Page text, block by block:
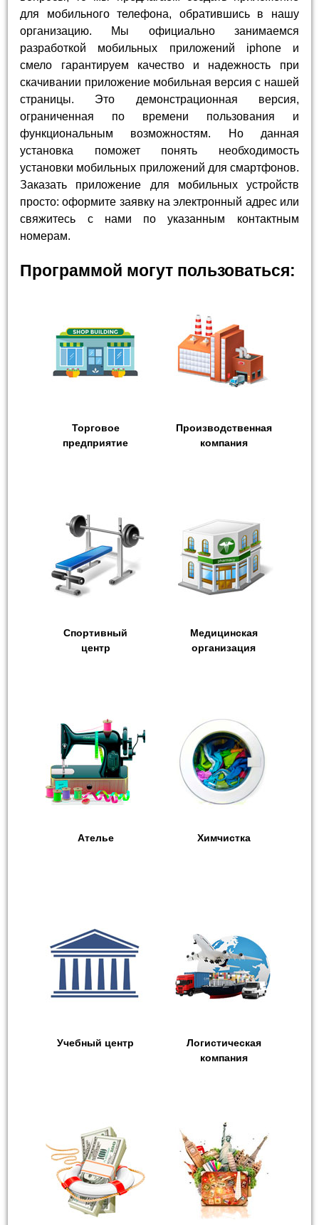
для мобильного телефона, обратившись в нашу
организацию. Мы официально занимаемся
разработкой мобильных приложений iphone и
смело гарантируем качество и надежность при
скачивании приложение мобильная версия с нашей
страницы. Это демонстрационная версия,
ограниченная по времени пользования и
функциональным возможностям. Но данная
установка поможет понять необходимость
установки мобильных приложений для смартфонов.
Заказать приложение для мобильных устройств
просто: оформите заявку на электронный адрес или
свяжитесь с нами по указанным контактным
номерам.
Программой могут пользоваться:
Торговое
предприятие
Производственная
компания
Спортивный
центр
Медицинская
организация
Ателье Химчистка
Учебный центр
Логистическая
компания